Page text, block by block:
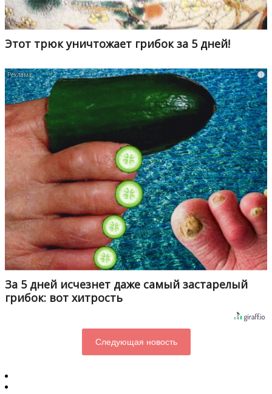
Этот трюк уничтожает грибок за 5 дней!
i
За 5 дней исчезнет даже самый застарелый
грибок: вот хитрость
Следующая новость